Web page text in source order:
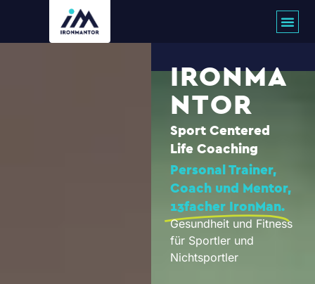
IRONMA
NTOR
Sport Centered
Life Coaching
Personal Trainer,
Coach und Mentor,
13facher IronMan.
Gesundheit und Fitness
für Sportler und
Nichtsportler